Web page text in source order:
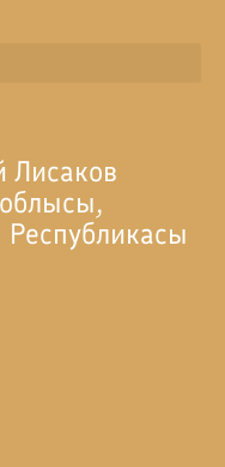
Лисаков
Республикасы